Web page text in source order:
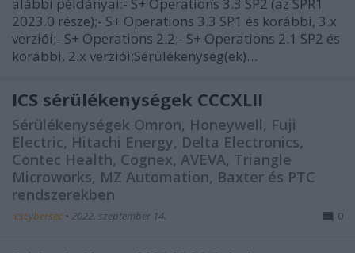
2023.0 része);- S+ Operations 3.3 SP1 és korábbi, 3.x
verziói;- S+ Operations 2.2;- S+ Operations 2.1 SP2 és
korábbi, 2.x verziói;Sérülékenység(ek)…
ICS sérülékenységek CCCXLII
Sérülékenységek Omron, Honeywell, Fuji
Electric, Hitachi Energy, Delta Electronics,
Contec Health, Cognex, AVEVA, Triangle
Microworks, MZ Automation, Baxter és PTC
rendszerekben
icscybersec • 2022. szeptember 14. 0